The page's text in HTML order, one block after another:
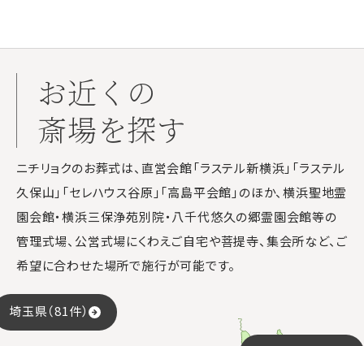
お近くの
斎場を探す
ニチリョクのお葬式は、直営会館「ラステル新横浜」「ラステル
久保山」「セレハウス谷原」「高島平会館」のほか、横浜聖地霊
園会館・横浜三保浄苑別院・八千代悠久の郷霊園会館等の
管理式場、公営式場にくわえご自宅や菩提寺、集会所など、ご
希望に合わせた場所で施行が可能です。
埼玉県（81件）